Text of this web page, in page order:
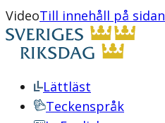
VideoTill innehåll på sidan
Lättläst
Teckenspråk